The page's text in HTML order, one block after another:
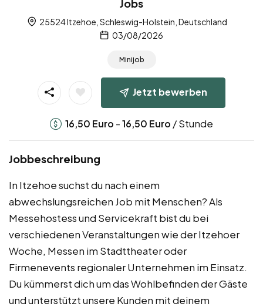
Jobs
25524 Itzehoe, Schleswig-Holstein, Deutschland
03/08/2026
Minijob
Jetzt bewerben
16,50 Euro -16,50 Euro / Stunde
Jobbeschreibung
In Itzehoe suchst du nach einem
abwechslungsreichen Job mit Menschen? Als
Messehostess und Servicekraft bist du bei
verschiedenen Veranstaltungen wie der Itzehoer
Woche, Messen im Stadttheater oder
Firmenevents regionaler Unternehmen im Einsatz.
Du kümmerst dich um das Wohlbefinden der Gäste
und unterstützt unsere Kunden mit deinem